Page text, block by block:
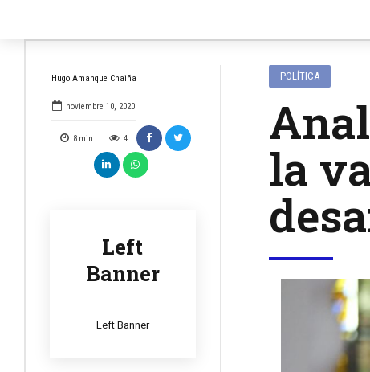
Hugo Amanque Chaiña
noviembre 10, 2020
8 min 4
Left
Banner
Left Banner
POLÍTICA
la